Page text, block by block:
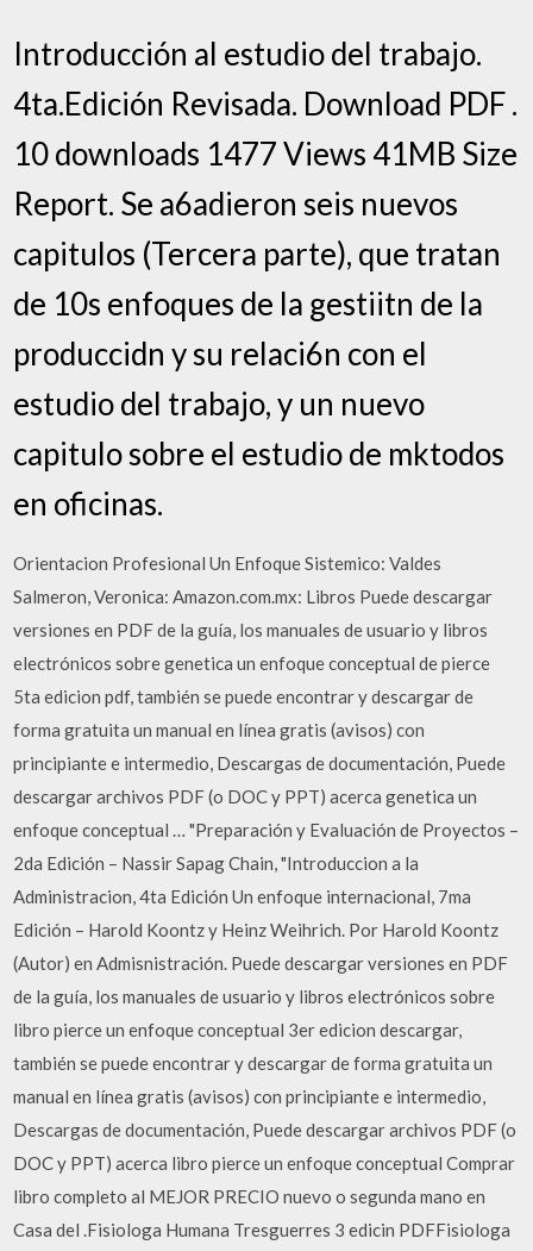
Introducción al estudio del trabajo.
4ta.Edición Revisada. Download PDF .
10 downloads 1477 Views 41MB Size
Report. Se a6adieron seis nuevos
capitulos (Tercera parte), que tratan
de 10s enfoques de la gestiitn de la
produccidn y su relaci6n con el
estudio del trabajo, y un nuevo
capitulo sobre el estudio de mktodos
en oficinas.
Orientacion Profesional Un Enfoque Sistemico: Valdes
Salmeron, Veronica: Amazon.com.mx: Libros Puede descargar
versiones en PDF de la guía, los manuales de usuario y libros
electrónicos sobre genetica un enfoque conceptual de pierce
5ta edicion pdf, también se puede encontrar y descargar de
forma gratuita un manual en línea gratis (avisos) con
principiante e intermedio, Descargas de documentación, Puede
descargar archivos PDF (o DOC y PPT) acerca genetica un
enfoque conceptual … "Preparación y Evaluación de Proyectos –
2da Edición – Nassir Sapag Chain, "Introduccion a la
Administracion, 4ta Edición Un enfoque internacional, 7ma
Edición – Harold Koontz y Heinz Weihrich. Por Harold Koontz
(Autor) en Admisnistración. Puede descargar versiones en PDF
de la guía, los manuales de usuario y libros electrónicos sobre
libro pierce un enfoque conceptual 3er edicion descargar,
también se puede encontrar y descargar de forma gratuita un
manual en línea gratis (avisos) con principiante e intermedio,
Descargas de documentación, Puede descargar archivos PDF (o
DOC y PPT) acerca libro pierce un enfoque conceptual Comprar
libro completo al MEJOR PRECIO nuevo o segunda mano en
Casa del .Fisiologa Humana Tresguerres 3 edicin PDFFisiologa